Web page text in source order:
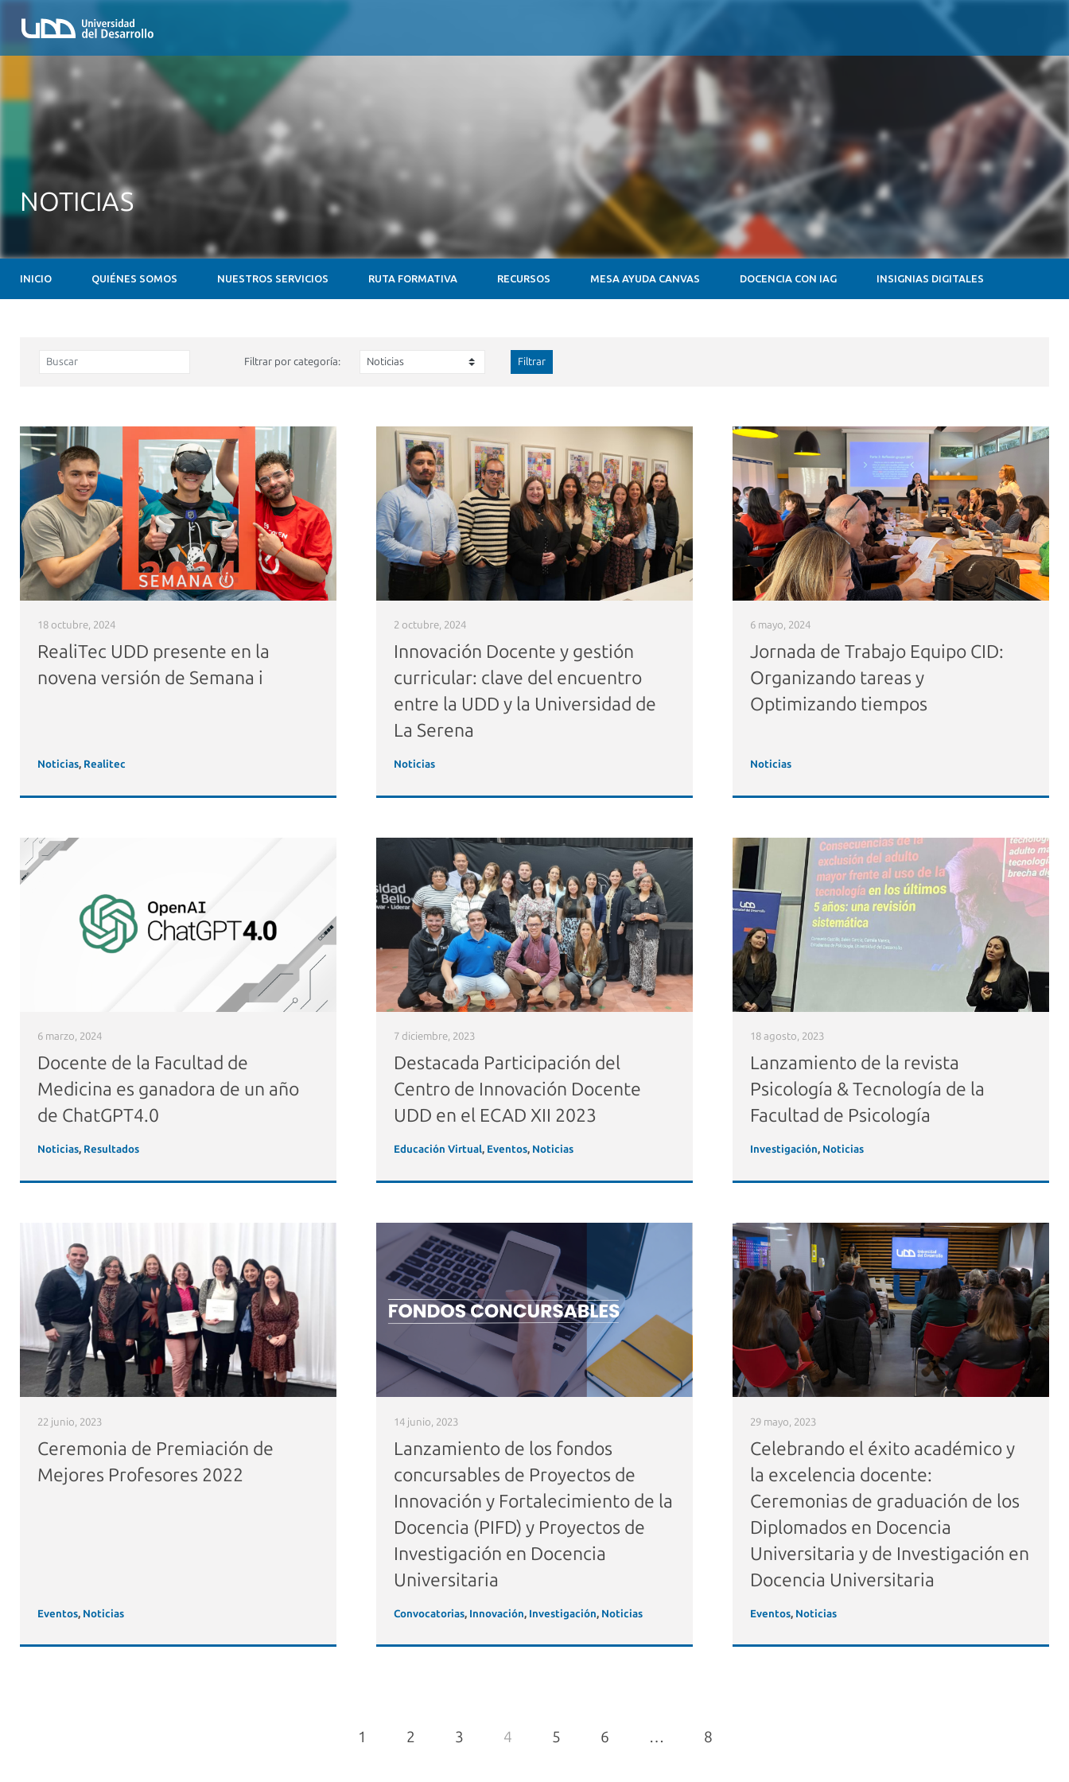
NOTICIAS
INICIO QUIÉNES SOMOS NUESTROS SERVICIOS RUTA FORMATIVA RECURSOS MESA AYUDA CANVAS DOCENCIA CON IAG INSIGNIAS DIGITALES
Filtrar por categoría: Filtrar
18 octubre, 2024
RealiTec UDD presente en la
novena versión de Semana i
Noticias, Realitec
2 octubre, 2024
Innovación Docente y gestión
curricular: clave del encuentro
entre la UDD y la Universidad de
La Serena
Noticias
6 mayo, 2024
Jornada de Trabajo Equipo CID:
Organizando tareas y
Optimizando tiempos
Noticias
6 marzo, 2024
Docente de la Facultad de
Medicina es ganadora de un año
de ChatGPT4.0
Noticias, Resultados
7 diciembre, 2023
Destacada Participación del
Centro de Innovación Docente
UDD en el ECAD XII 2023
Educación Virtual, Eventos, Noticias
18 agosto, 2023
Lanzamiento de la revista
Psicología & Tecnología de la
Facultad de Psicología
Investigación, Noticias
22 junio, 2023
Ceremonia de Premiación de
Mejores Profesores 2022
Eventos, Noticias
14 junio, 2023
Lanzamiento de los fondos
concursables de Proyectos de
Innovación y Fortalecimiento de la
Docencia (PIFD) y Proyectos de
Investigación en Docencia
Universitaria
Convocatorias, Innovación, Investigación, Noticias
29 mayo, 2023
Celebrando el éxito académico y
la excelencia docente:
Ceremonias de graduación de los
Diplomados en Docencia
Universitaria y de Investigación en
Docencia Universitaria
Eventos, Noticias
1 2 3 4 5 6 … 8